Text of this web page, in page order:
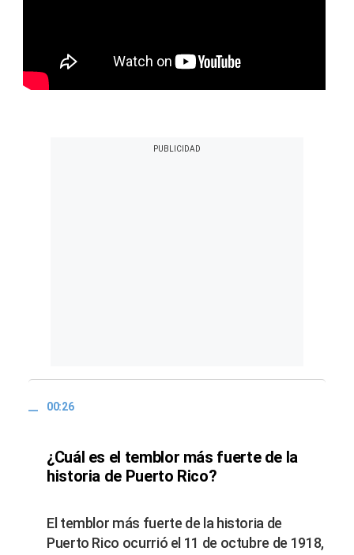
00:26
¿Cuál es el temblor más fuerte de la
historia de Puerto Rico?
El temblor más fuerte de la historia de
Puerto Rico ocurrió el 11 de octubre de 1918,